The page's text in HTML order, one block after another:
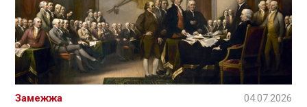
Замежжа 04.07.2026